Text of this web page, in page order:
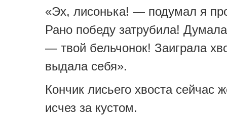
«Эх, лисонька! — подумал я
Рано победу затрубила!
— твой бельчонок! Заиграла
выдала себя».
Кончик лисьего хвоста сейчас
исчез за кустом.